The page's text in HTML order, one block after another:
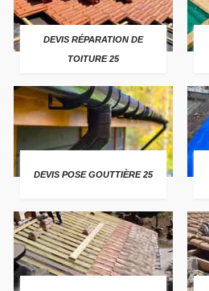
DEVIS RÉPARATION DE
TOITURE 25
DEVIS POSE GOUTTIÈRE 25